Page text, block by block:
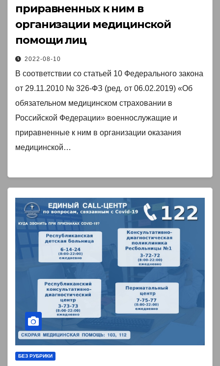
приравненных к ним в
организации медицинской
помощи лиц
2022-08-10
В соответствии со статьей 10 Федерального закона
от 29.11.2010 № 326-ФЗ (ред. от 06.02.2019) «Об
обязательном медицинском страховании в
Российской Федерации» военнослужащие и
приравненные к ним в организации оказания
медицинской…
БЕЗ РУБРИКИ